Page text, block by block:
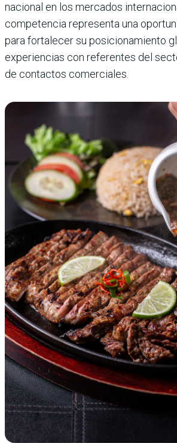
nacional en los mercados
competencia representa una
para fortalecer su posicionamiento
experiencias con referentes del
de contactos comerciales.